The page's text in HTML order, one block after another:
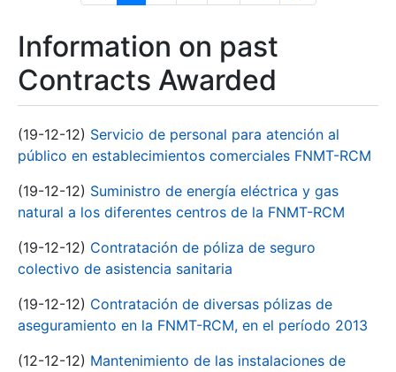
Information on past
Contracts Awarded
(19-12-12) Servicio de personal para atención al
público en establecimientos comerciales FNMT-RCM
(19-12-12) Suministro de energía eléctrica y gas
natural a los diferentes centros de la FNMT-RCM
(19-12-12) Contratación de póliza de seguro
colectivo de asistencia sanitaria
(19-12-12) Contratación de diversas pólizas de
aseguramiento en la FNMT-RCM, en el período 2013
(12-12-12) Mantenimiento de las instalaciones de